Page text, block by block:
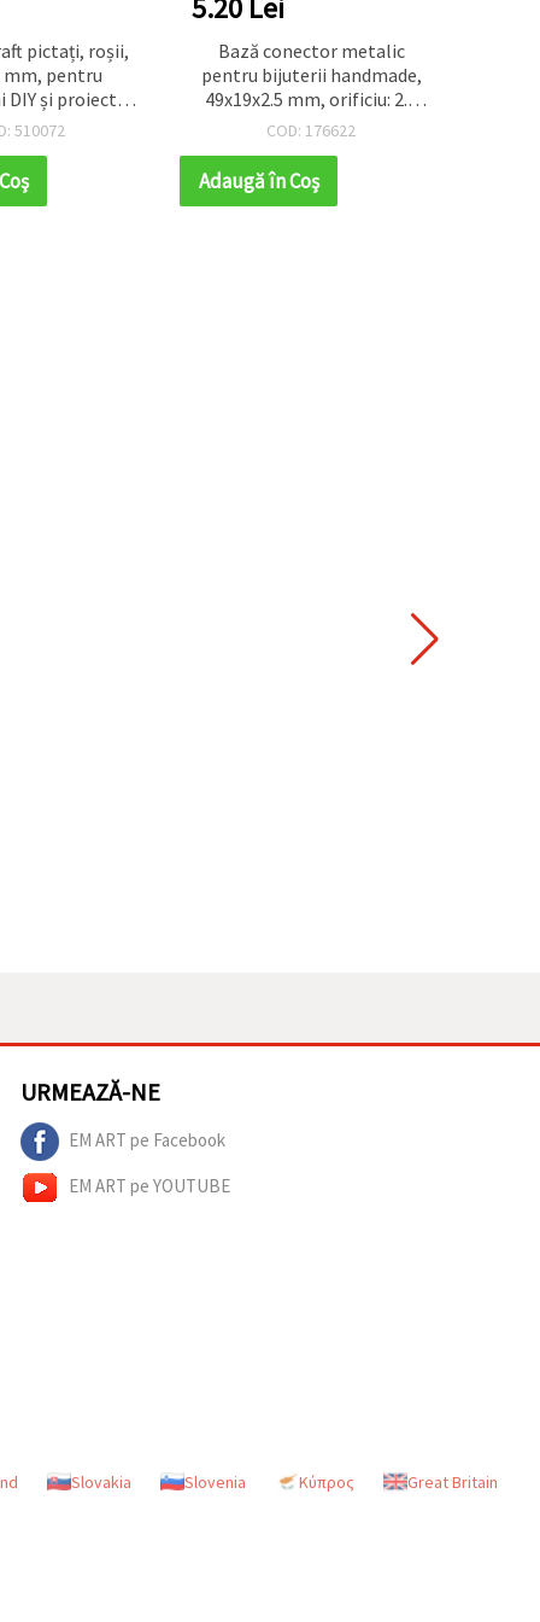
pictați, roșii,
mm, pentru
DIY și proiecte
– 20 buc.
510072
Bază conector metalic
pentru bijuterii handmade,
49x19x2.5 mm, orificiu: 2.5
mm, culoare bronz antic - 2
COD: 176622
Adaugă în Coş
URMEAZĂ-NE
EM ART pe Facebook
EM ART pe YOUTUBE
Slovakia Slovenia Κύπρος
Great Britain